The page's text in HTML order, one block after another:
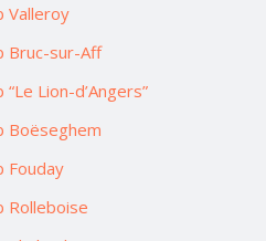
Valleroy
Bruc-sur-Aff
Lion-d’Angers”
Boëseghem
Fouday
Rolleboise